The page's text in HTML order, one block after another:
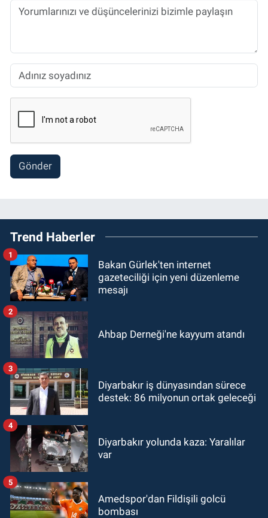
Gönder
Trend Haberler
Bakan Gürlek'ten internet
gazeteciliği için yeni düzenleme
mesajı
1
Ahbap Derneği'ne kayyum atandı
2
Diyarbakır iş dünyasından sürece
destek: 86 milyonun ortak geleceği
3
Diyarbakır yolunda kaza: Yaralılar
var
4
Amedspor'dan Fildişili golcü
bombası
5